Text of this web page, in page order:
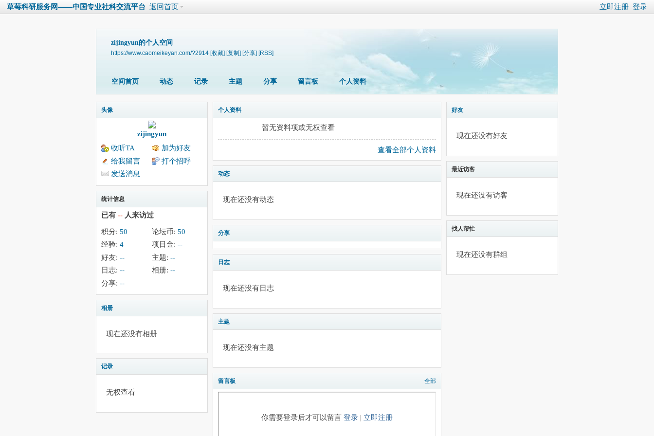
立即注册 登录
草莓科研服务网——中国专业社科交流平台 返回首页
zijingyun的个人空间
https://www.caomeikeyan.com/?2914 [收藏] [复制] [分享] [RSS]
空间首页 动态 记录 主题 分享 留言板 个人资料
头像
zijingyun
收听TA
加为好友
给我留言
打个招呼
发送消息
统计信息
已有 -- 人来访过
积分: 50 论坛币: 50
经验: 4 项目金: --
好友: -- 主题: --
日志: -- 相册: --
分享: --
相册
现在还没有相册
记录
无权查看
个人资料
暂无资料项或无权查看
查看全部个人资料
动态
现在还没有动态
分享
日志
现在还没有日志
主题
现在还没有主题
留言板 全部
你需要登录后才可以留言 登录 | 立即注册
好友
现在还没有好友
最近访客
现在还没有访客
找人帮忙
现在还没有群组